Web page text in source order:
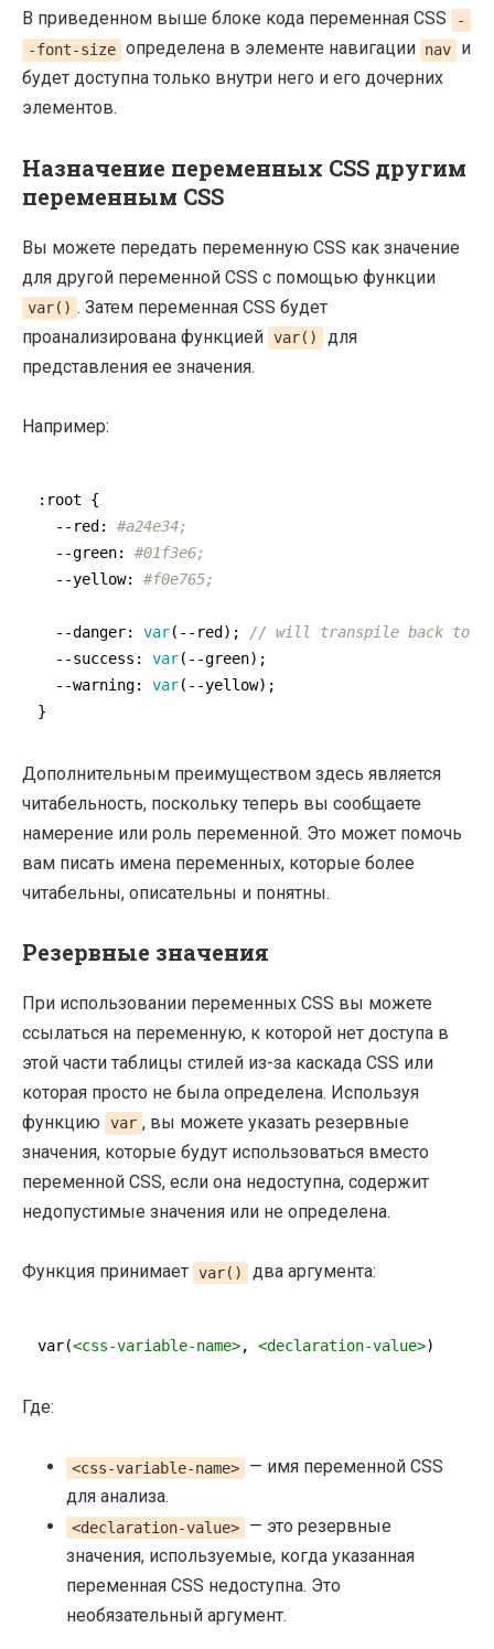
В приведенном выше блоке кода переменная CSS
-
-font-size определена в элементе навигации nav
и
будет доступна только внутри него и его дочерних
элементов.
Назначение переменных CSS другим
переменным CSS
Вы можете передать переменную CSS как значение
для другой переменной CSS с помощью функции
var() . Затем переменная CSS будет
проанализирована функцией var()
для
представления ее значения.
Например:
:root {
  --red:
#a24e34;
  --green:
#01f3e6;
  --yellow:
#f0e765;
  --danger:
var(--red); // will transpile back to
  --success:
var(--green);
  --warning:
var(--yellow);
}
Дополнительным преимуществом здесь является
читабельность, поскольку теперь вы сообщаете
намерение или роль переменной. Это может помочь
вам писать имена переменных, которые более
читабельны, описательны и понятны.
Резервные значения
При использовании переменных CSS вы можете
ссылаться на переменную, к которой нет доступа в
этой части таблицы стилей из-за каскада CSS или
которая просто не была определена. Используя
функцию
var , вы можете указать резервные
значения, которые будут использоваться вместо
переменной CSS, если она недоступна, содержит
недопустимые значения или не определена.
Функция принимает var() два аргумента:
var(<css-variable-name>, <declaration-value>)
Где:
<css-variable-name>
— имя переменной CSS
для анализа.
<declaration-value>
— это резервные
значения, используемые, когда указанная
переменная CSS недоступна. Это
необязательный аргумент.